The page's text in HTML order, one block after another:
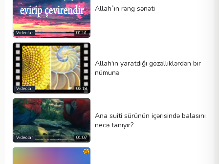
01:51
Videolar
Allah`ın rəng sənəti
02:19
Videolar
Allah'ın yaratdığı gözəlliklərdən bir
nümunə
01:07
Videolar
Ana suiti sürünün içərisində balasını
necə tanıyır?